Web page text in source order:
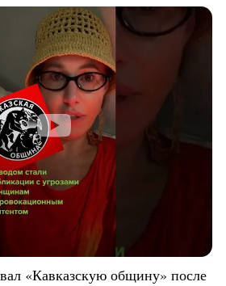
«Кавказскую общину» после